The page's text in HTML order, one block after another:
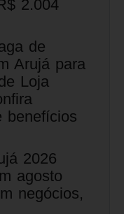
2.004
de
Arujá para
Loja
benefícios
2026
agosto
negócios,